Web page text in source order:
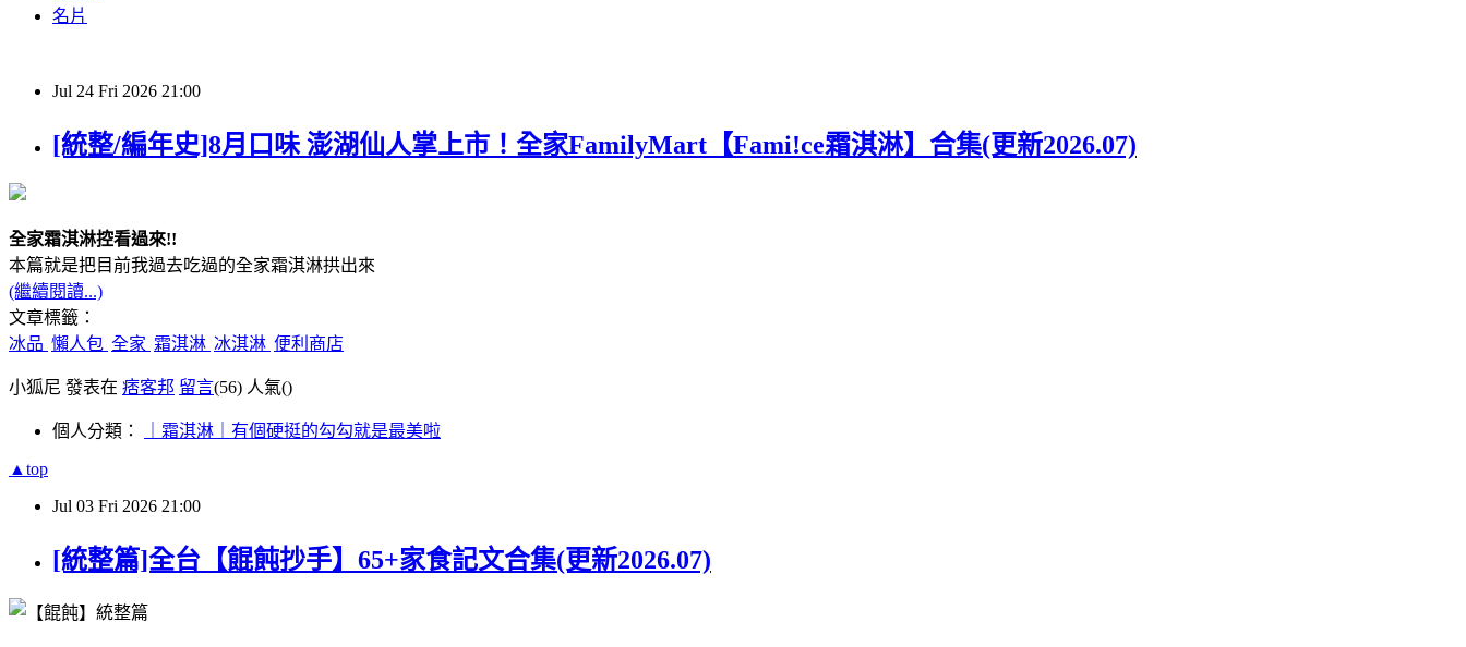
名片
Jul 24 Fri 2026 21:00
[統整/編年史]8月口味 澎湖仙人掌上市！全家FamilyMart【Fami!ce霜淇淋】合集(更新2026.07)
全家霜淇淋控看過來!!
本篇就是把目前我過去吃過的全家霜淇淋拱出來
(繼續閱讀...)
文章標籤：
冰品 懶人包 全家 霜淇淋 冰淇淋 便利商店
小狐尼 發表在 痞客邦 留言(56) 人氣()
個人分類： ｜霜淇淋｜有個硬挺的勾勾就是最美啦
▲top
Jul 03 Fri 2026 21:00
[統整篇]全台【餛飩抄手】65+家食記文合集(更新2026.07)